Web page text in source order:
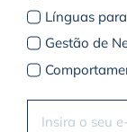
Línguas
Gestão de